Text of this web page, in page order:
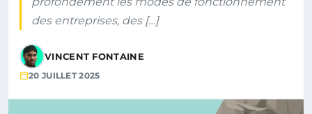
des entreprises, des […]
VINCENT FONTAINE
20 JUILLET 2025